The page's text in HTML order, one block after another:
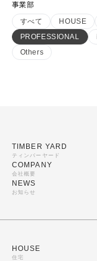
事業部
すべて
HOUSE
PROFESSIONAL
Others
TIMBER YARD
ティンバーヤード
COMPANY
会社概要
NEWS
お知らせ
HOUSE
住宅